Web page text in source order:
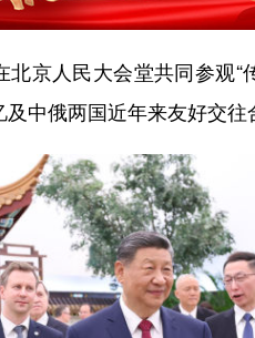
京人民大会堂共同参观“
中俄两国近年来友好交往